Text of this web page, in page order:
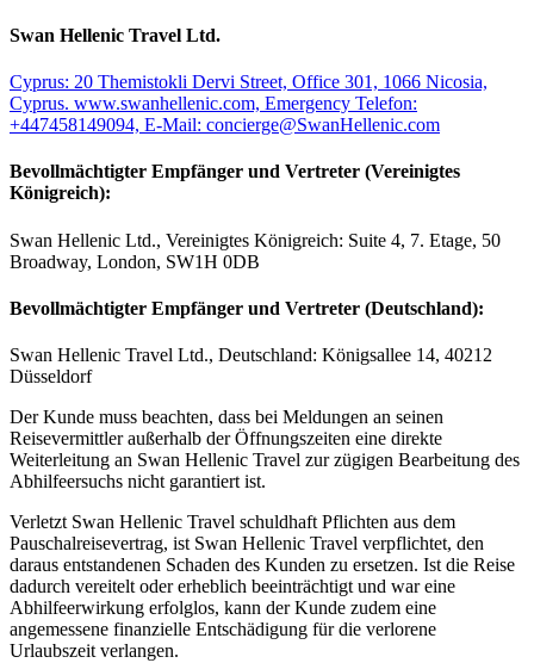
Swan Hellenic Travel Ltd.
Cyprus: 20 Themistokli Dervi Street, Office 301, 1066 Nicosia,
Cyprus. www.swanhellenic.com, Emergency Telefon:
+447458149094, E-Mail: concierge@SwanHellenic.com
Bevollmächtigter Empfänger und Vertreter (Vereinigtes
Königreich):
Swan Hellenic Ltd., Vereinigtes Königreich: Suite 4, 7. Etage, 50
Broadway, London, SW1H 0DB
Bevollmächtigter Empfänger und Vertreter (Deutschland):
Swan Hellenic Travel Ltd., Deutschland: Königsallee 14, 40212
Düsseldorf
Der Kunde muss beachten, dass bei Meldungen an seinen
Reisevermittler außerhalb der Öffnungszeiten eine direkte
Weiterleitung an Swan Hellenic Travel zur zügigen Bearbeitung des
Abhilfeersuchs nicht garantiert ist.
Verletzt Swan Hellenic Travel schuldhaft Pflichten aus dem
Pauschalreisevertrag, ist Swan Hellenic Travel verpflichtet, den
daraus entstandenen Schaden des Kunden zu ersetzen. Ist die Reise
dadurch vereitelt oder erheblich beeinträchtigt und war eine
Abhilfeerwirkung erfolglos, kann der Kunde zudem eine
angemessene finanzielle Entschädigung für die verlorene
Urlaubszeit verlangen.